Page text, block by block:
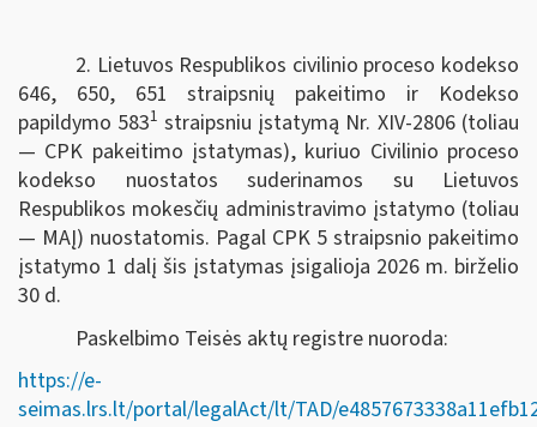
2. Lietuvos Respublikos civilinio proceso kodekso
646, 650, 651 straipsnių pakeitimo ir Kodekso
papildymo 5831 straipsniu įstatymą Nr. XIV-2806 (toliau
— CPK pakeitimo įstatymas), kuriuo Civilinio proceso
kodekso nuostatos suderinamos su Lietuvos
Respublikos mokesčių administravimo įstatymo (toliau
— MAĮ) nuostatomis. Pagal CPK 5 straipsnio pakeitimo
įstatymo 1 dalį šis įstatymas įsigalioja 2026 m. birželio
30 d.
Paskelbimo Teisės aktų registre nuoroda:
https://e-
seimas.lrs.lt/portal/legalAct/lt/TAD/